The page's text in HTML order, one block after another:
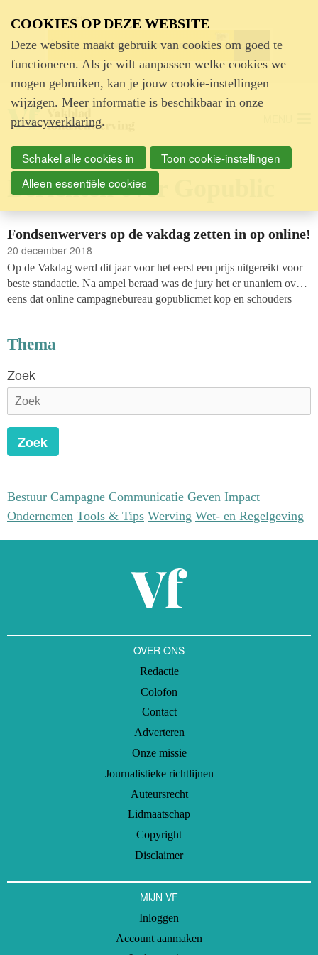
Advertentie
Berichten over Gopublic
Fondsenwervers op de vakdag zetten in op online!
20 december 2018
Op de Vakdag werd dit jaar voor het eerst een prijs uitgereikt voor
beste standactie. Na ampel beraad was de jury het er unaniem over
eens dat online campagnebureau gopublicmet kop en schouders
Thema
Zoek
Zoek
Bestuur Campagne Communicatie Geven Impact
Ondernemen Tools & Tips Werving Wet- en Regelgeving
OVER ONS
Redactie
Colofon
Contact
Adverteren
Onze missie
Journalistieke richtlijnen
Auteursrecht
Lidmaatschap
Copyright
Disclaimer
MIJN VF
Inloggen
Account aanmaken
COOKIES OP DEZE WEBSITE
Deze website maakt gebruik van cookies om goed te
functioneren. Als je wilt aanpassen welke cookies we
mogen gebruiken, kan je jouw cookie-instellingen
wijzigen. Meer informatie is beschikbaar in onze
privacyverklaring.
Schakel alle cookies in
Toon cookie-instellingen
Alleen essentiële cookies